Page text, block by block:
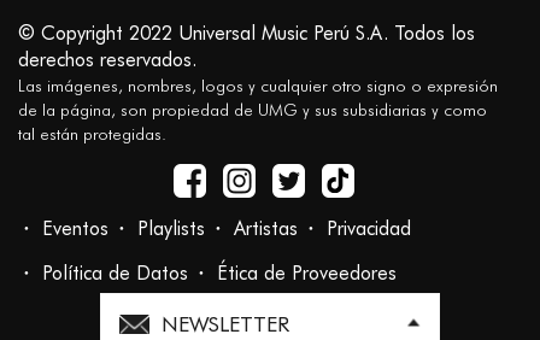
NEWSLETTER
© Copyright 2022 Universal Music Perú S.A. Todos los
derechos reservados.
Las imágenes, nombres, logos y cualquier otro signo o expresión
de la página, son propiedad de UMG y sus subsidiarias y como
tal están protegidas.
Eventos Playlists Artistas
Privacidad
Política de Datos
Ética de Proveedores